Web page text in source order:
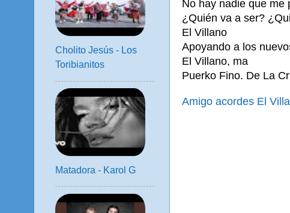
No hay nadie que me
¿Quién va a ser?
El Villano
Apoyando a los
El Villano, ma
Puerko Fino. De La
Amigo acordes El
Cholito Jesús - Los
Toribianitos
Matadora - Karol G